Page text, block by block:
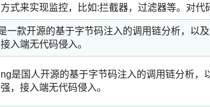
式来实现监控，比如:拦截器，过滤器等。对代
一款开源的基于字节码注入的调用链分析，以
入端无代码侵入。
是国人开源的基于字节码注入的调用链分析，
，接入端无代码侵入。